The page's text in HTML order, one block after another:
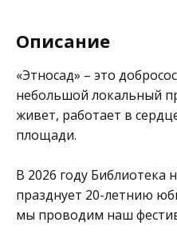
Описание
«Этносад» – это
небольшой локальный
живет, работает в
площади.
В 2026 году Библиотека
празднует 20-летнию
мы проводим наш